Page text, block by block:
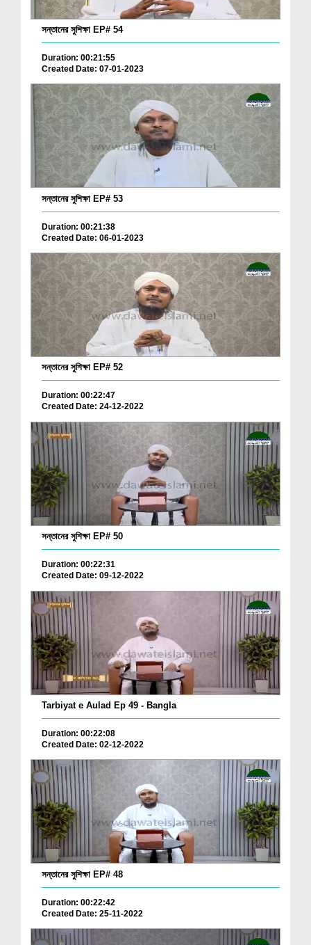
সন্তানের সুশিক্ষা EP# 54
Duration: 00:21:55
Created Date: 07-01-2023
সন্তানের সুশিক্ষা EP# 53
Duration: 00:21:38
Created Date: 06-01-2023
সন্তানের সুশিক্ষা EP# 52
Duration: 00:22:47
Created Date: 24-12-2022
সন্তানের সুশিক্ষা EP# 50
Duration: 00:22:31
Created Date: 09-12-2022
Tarbiyat e Aulad Ep 49 - Bangla
Duration: 00:22:08
Created Date: 02-12-2022
সন্তানের সুশিক্ষা EP# 48
Duration: 00:22:42
Created Date: 25-11-2022